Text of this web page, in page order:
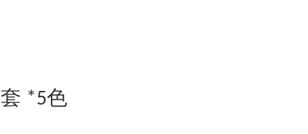
*5色